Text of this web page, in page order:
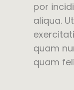
por
aliqua.
quam
quam